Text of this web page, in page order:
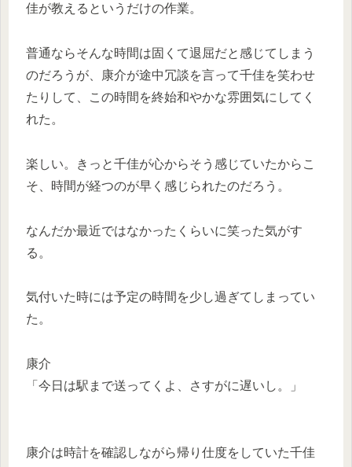
佳が教えるというだけの作業。
普通ならそんな時間は固くて退屈だと感じてしまう
のだろうが、康介が途中冗談を言って千佳を笑わせ
たりして、この時間を終始和やかな雰囲気にしてく
れた。
楽しい。きっと千佳が心からそう感じていたからこ
そ、時間が経つのが早く感じられたのだろう。
なんだか最近ではなかったくらいに笑った気がす
る。
気付いた時には予定の時間を少し過ぎてしまってい
た。
康介
「今日は駅まで送ってくよ、さすがに遅いし。」
康介は時計を確認しながら帰り仕度をしていた千佳